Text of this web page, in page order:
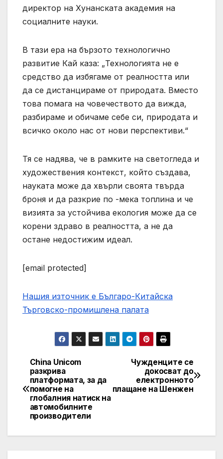
директор на Хунанската академия на
социалните науки.
В тази ера на бързото технологично
развитие Кай каза: „Технологията не е
средство да избягаме от реалността или
да се дистанцираме от природата. Вместо
това помага на човечеството да вижда,
разбираме и обичаме себе си, природата и
всичко около нас от нови перспективи.“
Тя се надява, че в рамките на светогледа и
художествения контекст, който създава,
науката може да хвърли своята твърда
броня и да разкрие по -мека топлина и че
визията за устойчива екология може да се
корени здраво в реалността, а не да
остане недостижим идеал.
[email protected]
Нашия източник е Българо-Китайска
Търговско-промишлена палaта
Post
navigation
Чужденците се
докосват до
електронното
плащане на Шенжен
China Unicom
разкрива
платформата, за да
помогне на
глобалния натиск на
автомобилните
производители